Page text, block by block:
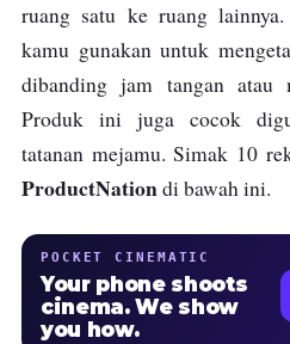
ruang satu ke ruang
kamu gunakan untuk
dibanding jam tangan atau
Produk ini juga cocok
tatanan mejamu. Simak 10
ProductNationdi bawah ini.
POCKET CINEMATIC
Your phone shoots
cinema. We show
you how.